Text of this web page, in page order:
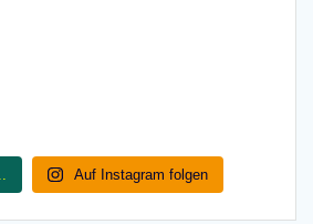
Auf Instagram folgen